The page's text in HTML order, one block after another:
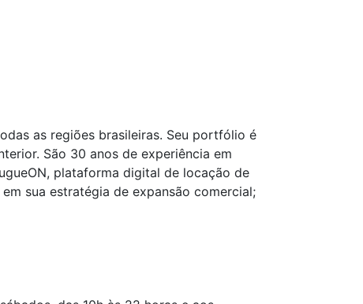
as regiões brasileiras. Seu portfólio é
São 30 anos de experiência em
plataforma digital de locação de
sua estratégia de expansão comercial;